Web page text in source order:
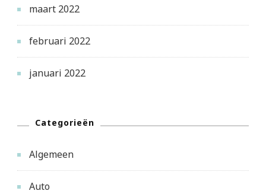
maart 2022
februari 2022
januari 2022
Categorieën
Algemeen
Auto